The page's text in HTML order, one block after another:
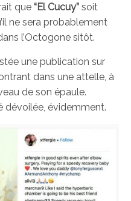
que “El Cucuy” soit
ne sera probablement
l’Octogone sitôt.
une publication sur
dans une attelle, à
de son épaule.
dévoilée, évidemment.